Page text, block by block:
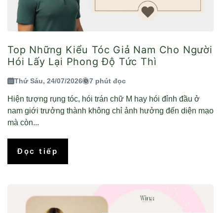
Top Những Kiểu Tóc Giả Nam Cho Người
Hói Lấy Lại Phong Độ Tức Thì
Thứ Sáu, 24/07/2026 7 phút đọc
Hiện tượng rụng tóc, hói trán chữ M hay hói đỉnh đầu ở
nam giới trưởng thành không chỉ ảnh hưởng đến diện mạo
mà còn...
Đọc tiếp